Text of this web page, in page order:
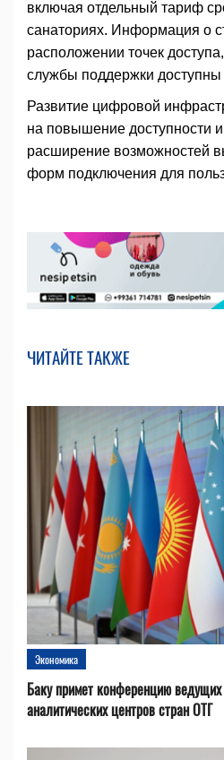
включая отдельный тариф
санаториях. Информация о
расположении точек
службы поддержки
Развитие цифровой
на повышение доступности
расширение возможностей
форм подключения для
ЧИТАЙТЕ ТАКЖЕ
Экономика
Баку примет конференцию
аналитических центров стран ОТГ